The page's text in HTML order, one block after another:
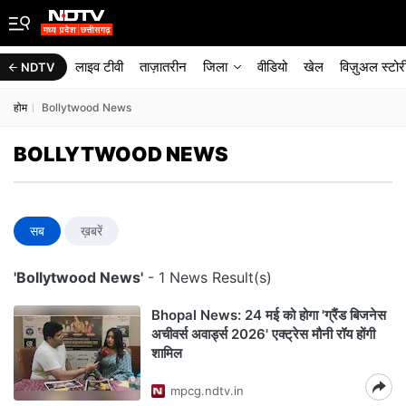
NDTV लाइव टीवी ताज़ातरीन जिला वीडियो खेल विज़ुअल
होम Bollytwood News
BOLLYTWOOD NEWS
सब ख़बरें
'Bollytwood News' - 1 News Result(s)
Bhopal News: 24 मई को होगा 'ग्रैंड बिजनेस
अचीवर्स अवार्ड्स 2026' एक्ट्रेस मौनी रॉय होंगी
शामिल
mpcg.ndtv.in